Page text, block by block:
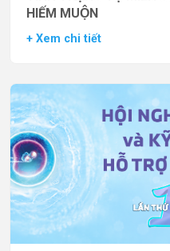
HIẾM MUỘN
+ Xem chi tiết